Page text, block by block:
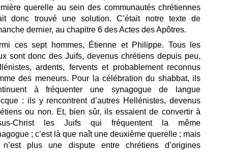
querelle au sein des communautés chrétiennes
donc trouvé une solution. C’était notre texte de
dernier, au chapitre 6 des Actes des Apôtres.
ces sept hommes, Étienne et Philippe. Tous les
sont donc des Juifs, devenus chrétiens depuis peu,
ardents, fervents et probablement reconnus
des meneurs. Pour la célébration du shabbat, ils
à fréquenter une synagogue de langue
: ils y rencontrent d’autres Hellénistes, devenus
ou non. Et, bien sûr, ils essaient de convertir à
Christ les Juifs qui fréquentent la même
; c’est là que naît une deuxième querelle ; mais
plus une dispute entre chrétiens d’origines